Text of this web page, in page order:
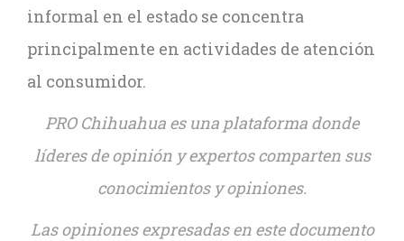
informal en el estado se concentra
principalmente en actividades de atención
al consumidor.
PRO Chihuahua es una plataforma donde
líderes de opinión y expertos comparten sus
conocimientos y opiniones.
Las opiniones expresadas en este documento